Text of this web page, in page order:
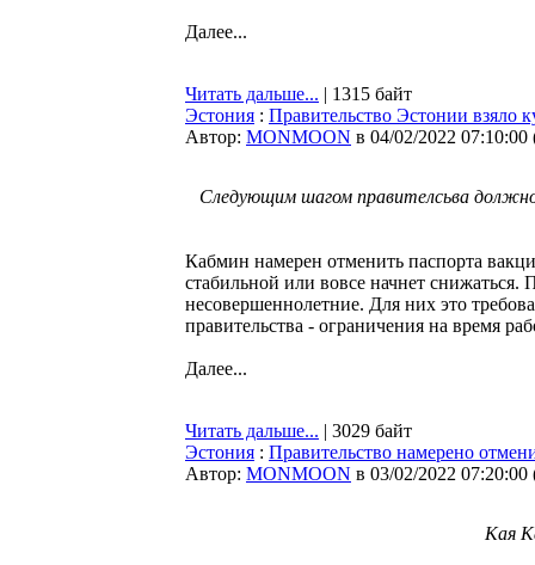
Далее...
Читать дальше... | 1315 байт
Эстония : Правительство Эстонии взяло
Автор: MONMOON в 04/02/2022 07:10:00
Следующим шагом правителсьва
Кабмин намерен отменить паспорта
стабильной или вовсе начнет
несовершеннолетние. Для них это
правительства - ограничения на время
Далее...
Читать дальше... | 3029 байт
Эстония : Правительство намерено
Автор: MONMOON в 03/02/2022 07:20:00
Кая